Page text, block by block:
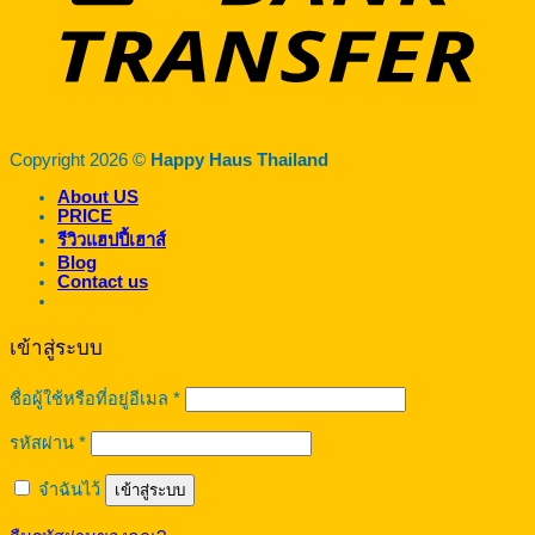
Copyright 2026 © Happy Haus Thailand
About US
PRICE
รีวิวแฮปปี้เฮาส์
Blog
Contact us
เข้าสู่ระบบ
ชื่อผู้ใช้หรือที่อยู่อีเมล *ต้องการ
รหัสผ่าน *ต้องการ
จำฉันไว้ เข้าสู่ระบบ